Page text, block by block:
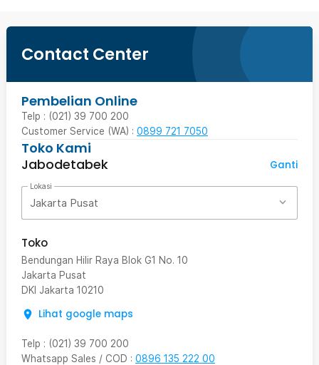
Contact Center
Pembelian Online
Telp : (021) 39 700 200
Customer Service (WA) : 0899 721 7050
Toko Kami
Jabodetabek
Ganti
Lokasi
Jakarta Pusat
Toko
Bendungan Hilir Raya Blok G1 No. 10
Jakarta Pusat
DKI Jakarta 10210
Lihat google maps
Telp : (021) 39 700 200
Whatsapp Sales / COD : 0896 135 222 00